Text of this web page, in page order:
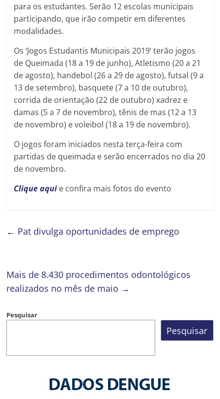
para os estudantes. Serão 12 escolas municipais
participando, que irão competir em diferentes
modalidades.
Os ‘Jogos Estudantis Municipais 2019’ terão jogos
de Queimada (18 a 19 de junho), Atletismo (20 a 21
de agosto), handebol (26 a 29 de agosto), futsal (9 a
13 de setembro), basquete (7 a 10 de outubro),
corrida de orientação (22 de outubro) xadrez e
damas (5 a 7 de novembro), tênis de mas (12 a 13
de novembro) e voleibol (18 a 19 de novembro).
O jogos foram iniciados nesta terça-feira com
partidas de queimada e serão encerrados no dia 20
de novembro.
Clique aqui e confira mais fotos do evento
← Pat divulga oportunidades de emprego
Mais de 8.430 procedimentos odontológicos
realizados no mês de maio →
Pesquisar
Pesquisar